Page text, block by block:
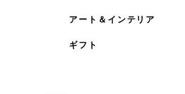
アート＆インテリア
ギフト